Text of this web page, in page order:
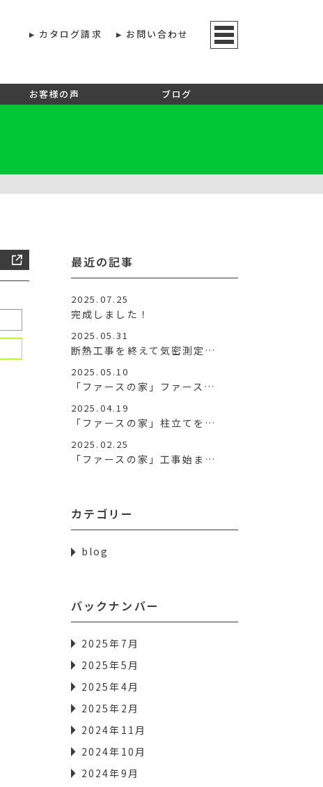
カタログ請求 お問い合わせ
お客様の声 ブログ
最近の記事
2025.07.25
完成しました！
2025.05.31
断熱工事を終えて気密測定…
2025.05.10
「ファースの家」ファース…
2025.04.19
「ファースの家」柱立てを…
2025.02.25
「ファースの家」工事始ま…
カテゴリー
blog
バックナンバー
2025年7月
2025年5月
2025年4月
2025年2月
2024年11月
2024年10月
2024年9月